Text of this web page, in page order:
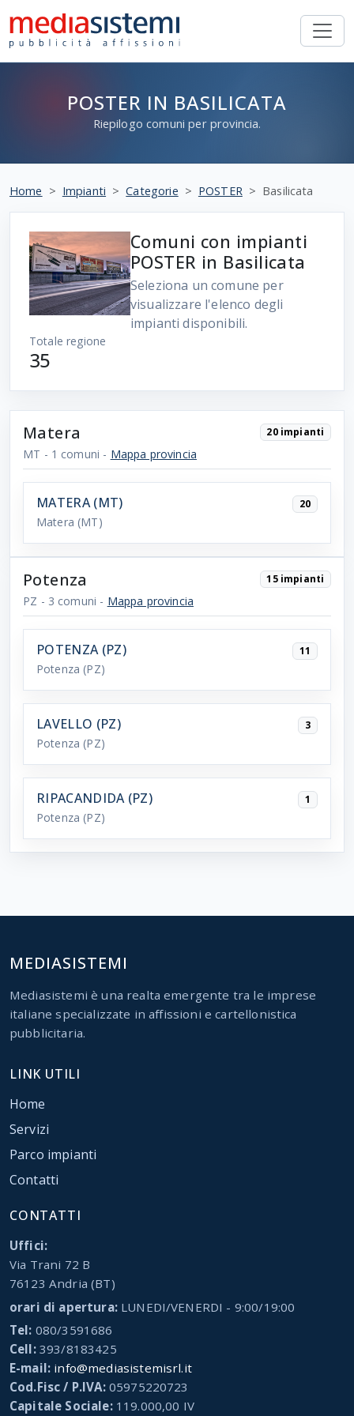
POSTER IN BASILICATA
Riepilogo comuni per provincia.
Home Impianti Categorie POSTER Basilicata
Comuni con impianti
POSTER in Basilicata
Seleziona un comune per
visualizzare l'elenco degli
impianti disponibili.
Totale regione
35
Matera
MT - 1 comuni - Mappa provincia
20 impianti
MATERA (MT)
Matera (MT)
20
Potenza
PZ - 3 comuni - Mappa provincia
15 impianti
POTENZA (PZ)
Potenza (PZ)
11
LAVELLO (PZ)
Potenza (PZ)
3
RIPACANDIDA (PZ)
Potenza (PZ)
1
MEDIASISTEMI
Mediasistemi è una realta emergente tra le imprese
italiane specializzate in affissioni e cartellonistica
pubblicitaria.
LINK UTILI
Home
Servizi
Parco impianti
Contatti
CONTATTI
Uffici:
Via Trani 72 B
76123 Andria (BT)
orari di apertura:LUNEDI/VENERDI - 9:00/19:00
Tel: 080/3591686
Cell:393/8183425
E-mail: info@mediasistemisrl.it
Cod.Fisc / P.IVA:05975220723
Capitale Sociale:119.000,00 IV